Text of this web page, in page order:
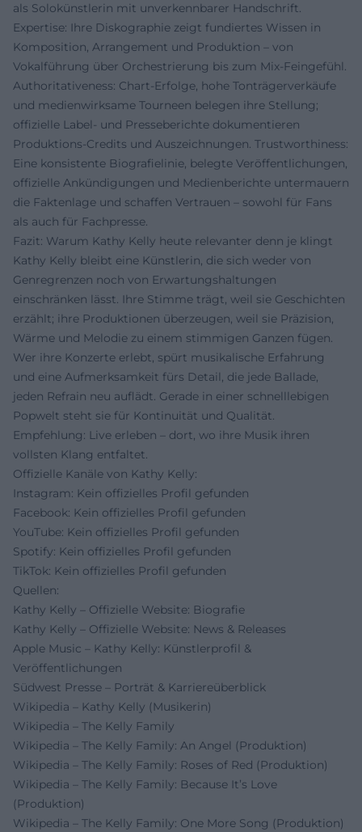
als Solokünstlerin mit unverkennbarer Handschrift.
Expertise: Ihre Diskographie zeigt fundiertes Wissen in
Komposition, Arrangement und Produktion – von
Vokalführung über Orchestrierung bis zum Mix-Feingefühl.
Authoritativeness: Chart-Erfolge, hohe Tonträgerverkäufe
und medienwirksame Tourneen belegen ihre Stellung;
offizielle Label- und Presseberichte dokumentieren
Produktions-Credits und Auszeichnungen. Trustworthiness:
Eine konsistente Biografielinie, belegte Veröffentlichungen,
offizielle Ankündigungen und Medienberichte untermauern
die Faktenlage und schaffen Vertrauen – sowohl für Fans
als auch für Fachpresse.
Fazit: Warum Kathy Kelly heute relevanter denn je klingt
Kathy Kelly bleibt eine Künstlerin, die sich weder von
Genregrenzen noch von Erwartungshaltungen
einschränken lässt. Ihre Stimme trägt, weil sie Geschichten
erzählt; ihre Produktionen überzeugen, weil sie Präzision,
Wärme und Melodie zu einem stimmigen Ganzen fügen.
Wer ihre Konzerte erlebt, spürt musikalische Erfahrung
und eine Aufmerksamkeit fürs Detail, die jede Ballade,
jeden Refrain neu auflädt. Gerade in einer schnelllebigen
Popwelt steht sie für Kontinuität und Qualität.
Empfehlung: Live erleben – dort, wo ihre Musik ihren
vollsten Klang entfaltet.
Offizielle Kanäle von Kathy Kelly:
Instagram: Kein offizielles Profil gefunden
Facebook: Kein offizielles Profil gefunden
YouTube: Kein offizielles Profil gefunden
Spotify: Kein offizielles Profil gefunden
TikTok: Kein offizielles Profil gefunden
Quellen:
Kathy Kelly – Offizielle Website: Biografie
Kathy Kelly – Offizielle Website: News & Releases
Apple Music – Kathy Kelly: Künstlerprofil &
Veröffentlichungen
Südwest Presse – Porträt & Karriereüberblick
Wikipedia – Kathy Kelly (Musikerin)
Wikipedia – The Kelly Family
Wikipedia – The Kelly Family: An Angel (Produktion)
Wikipedia – The Kelly Family: Roses of Red (Produktion)
Wikipedia – The Kelly Family: Because It’s Love
(Produktion)
Wikipedia – The Kelly Family: One More Song (Produktion)